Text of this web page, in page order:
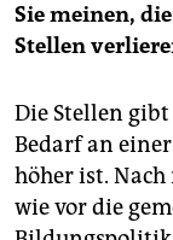
Sie meinen,
Stellen
Die Stellen gibt
Bedarf an
höher ist.
wie vor die